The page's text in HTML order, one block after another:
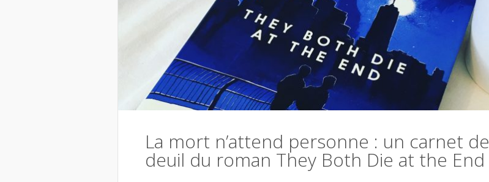
La mort n’attend personne : un carnet de
deuil du roman They Both Die at the End